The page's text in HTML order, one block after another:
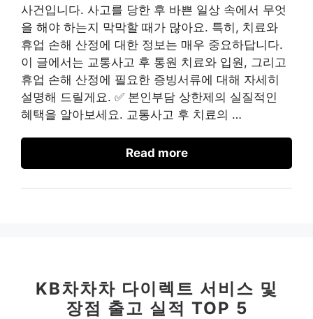
사건입니다. 사고를 당한 후 바쁜 일상 속에서 무엇
을 해야 하는지 막막할 때가 많아요. 특히, 치료와
휴업 손해 산정에 대한 정보는 매우 중요하답니다.
이 글에서는 교통사고 후 통원 치료와 입원, 그리고
휴업 손해 산정에 필요한 증빙서류에 대해 자세히
설명해 드릴게요. ✅ 본인부담 상한제의 실질적인
혜택을 알아보세요. 교통사고 후 치료의 …
Read more
KB차차차 다이렉트 서비스 및
장점 출고 실적 TOP 5